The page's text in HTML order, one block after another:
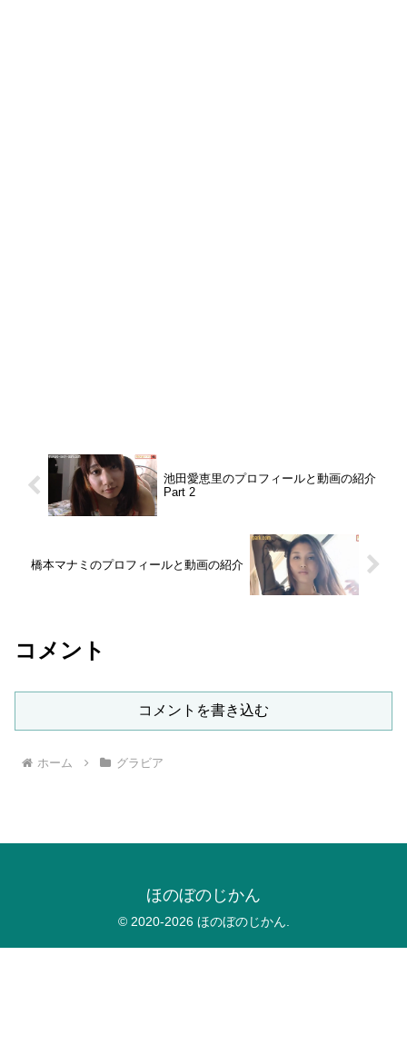
池田愛恵里のプロフィールと動画の紹介
Part 2
橋本マナミのプロフィールと動画の紹介
コメント
コメントを書き込む
ホーム グラビア
ほのぼのじかん
© 2020-2026 ほのぼのじかん.